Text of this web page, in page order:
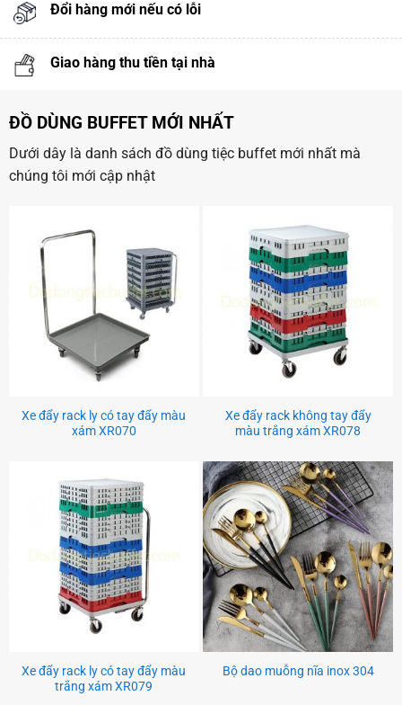
Đổi hàng mới nếu có lỗi
Giao hàng thu tiền tại nhà
ĐỒ DÙNG BUFFET MỚI NHẤT
Dưới dây là danh sách đồ dùng tiệc buffet mới nhất mà
chúng tôi mới cập nhật
Xe đẩy rack ly có tay đẩy màu
xám XR070
Xe đẩy rack không tay đẩy
màu trắng xám XR078
Xe đẩy rack ly có tay đẩy màu
trắng xám XR079
Bộ dao muỗng nĩa inox 304